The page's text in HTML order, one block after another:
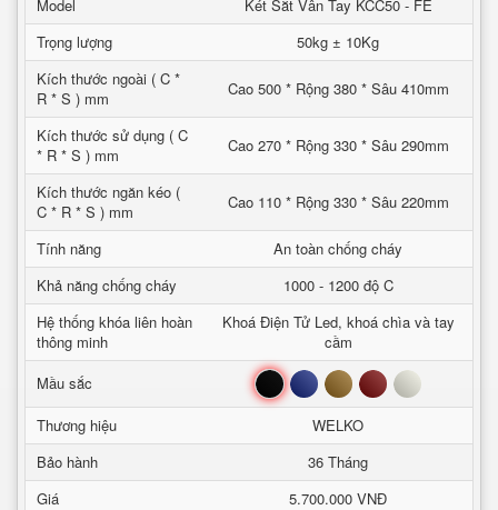
Model
Két Sắt Vân Tay KCC50 - FE
Trọng lượng
50kg ± 10Kg
Kích thước ngoài ( C *
R * S ) mm
Cao 500 * Rộng 380 * Sâu 410mm
Kích thước sử dụng ( C
* R * S ) mm
Cao 270 * Rộng 330 * Sâu 290mm
Kích thước ngăn kéo (
C * R * S ) mm
Cao 110 * Rộng 330 * Sâu 220mm
Tính năng
An toàn chống cháy
Khả năng chống cháy
1000 - 1200 độ C
Hệ thống khóa liên hoàn
thông minh
Khoá Điện Tử Led, khoá chìa và tay
cầm
Mầu sắc
Đen Xanh Nâu Đỏ Trắng
Thương hiệu
WELKO
Bảo hành
36 Tháng
Giá
5.700.000 VNĐ